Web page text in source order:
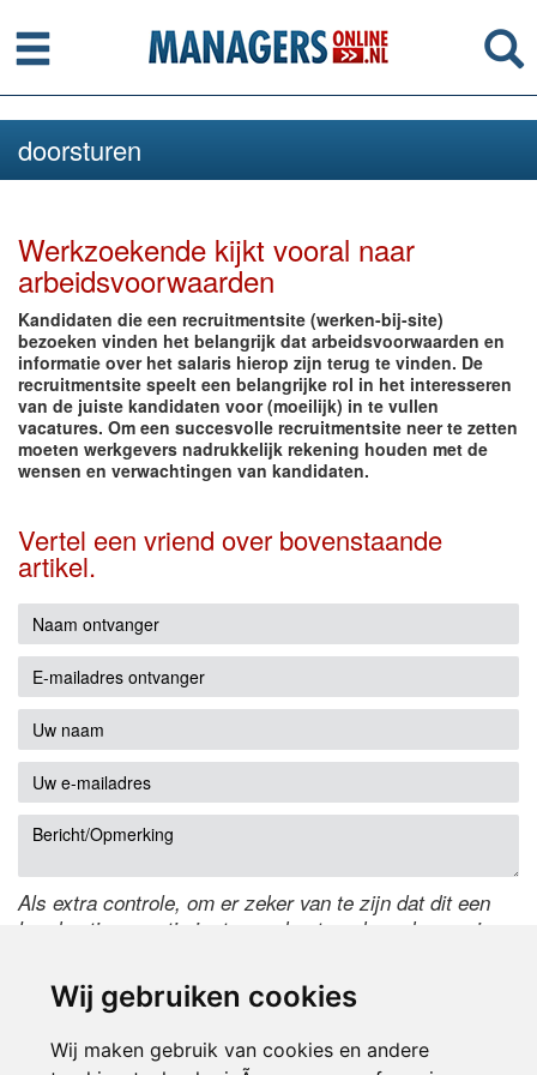
Wij gebruiken cookies
Wij maken gebruik van cookies en andere
Menu
doorsturen
Werkzoekende kijkt vooral naar
arbeidsvoorwaarden
Kandidaten die een recruitmentsite (werken-bij-site)
bezoeken vinden het belangrijk dat arbeidsvoorwaarden en
informatie over het salaris hierop zijn terug te vinden. De
recruitmentsite speelt een belangrijke rol in het interesseren
van de juiste kandidaten voor (moeilijk) in te vullen
vacatures. Om een succesvolle recruitmentsite neer te zetten
moeten werkgevers nadrukkelijk rekening houden met de
wensen en verwachtingen van kandidaten.
Vertel een vriend over bovenstaande
artikel.
Als extra controle, om er zeker van te zijn dat dit een
handmatige reactie is, typ onderstaande code over in
de code te wijzigen.